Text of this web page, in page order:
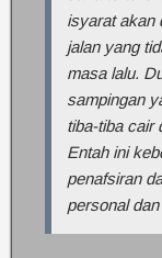
isyarat akan
jalan yang
masa lalu.
sampingan
tiba-tiba cair
Entah ini
penafsiran
personal